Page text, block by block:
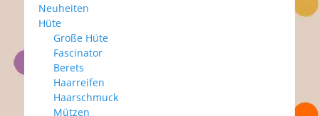
Neuheiten
Hüte
Große Hüte
Fascinator
Berets
Haarreifen
Haarschmuck
Mützen